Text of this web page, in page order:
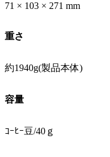
71 × 103 × 271 mm
重さ
約1940g(製品本体)
容量
ｺｰﾋｰ豆/40ｇ